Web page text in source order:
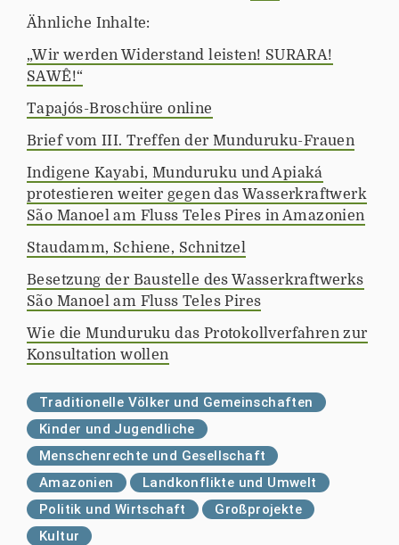
Ähnliche Inhalte:
„Wir werden Widerstand leisten! SURARA!
SAWÊ!“
Tapajós-Broschüre online
Brief vom III. Treffen der Munduruku-Frauen
Indigene Kayabi, Munduruku und Apiaká
protestieren weiter gegen das Wasserkraftwerk
São Manoel am Fluss Teles Pires in Amazonien
Staudamm, Schiene, Schnitzel
Besetzung der Baustelle des Wasserkraftwerks
São Manoel am Fluss Teles Pires
Wie die Munduruku das Protokollverfahren zur
Konsultation wollen
Traditionelle Völker und Gemeinschaften
Kinder und Jugendliche
Menschenrechte und Gesellschaft
Amazonien
Landkonflikte und Umwelt
Politik und Wirtschaft
Großprojekte
Kultur